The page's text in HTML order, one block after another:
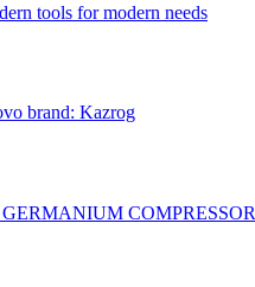
tools for modern needs
brand: Kazrog
News SOFTUBE: GERMANIUM COMPRESSOR